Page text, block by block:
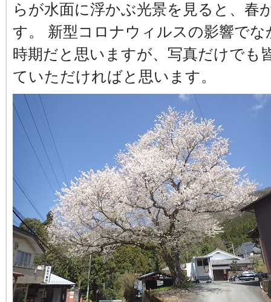
らが水面に浮かぶ光景を見ると、春
す。 新型コロナウィルスの影響で
時期だと思いますが、写真だけでも
ていただければと思います。